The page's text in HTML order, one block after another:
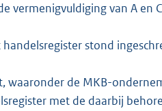
vermenigvuldiging van A en
stond
waaronder de MKB-
met de daarbij